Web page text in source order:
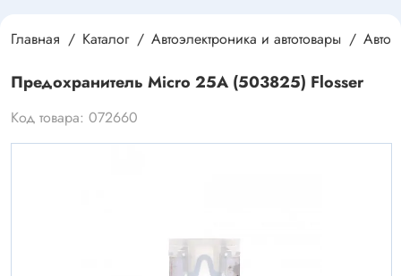
Главная Каталог Автоэлектроника и автотовары
Предохранитель Micro 25А (503825) Flosser
Код товара: 072660